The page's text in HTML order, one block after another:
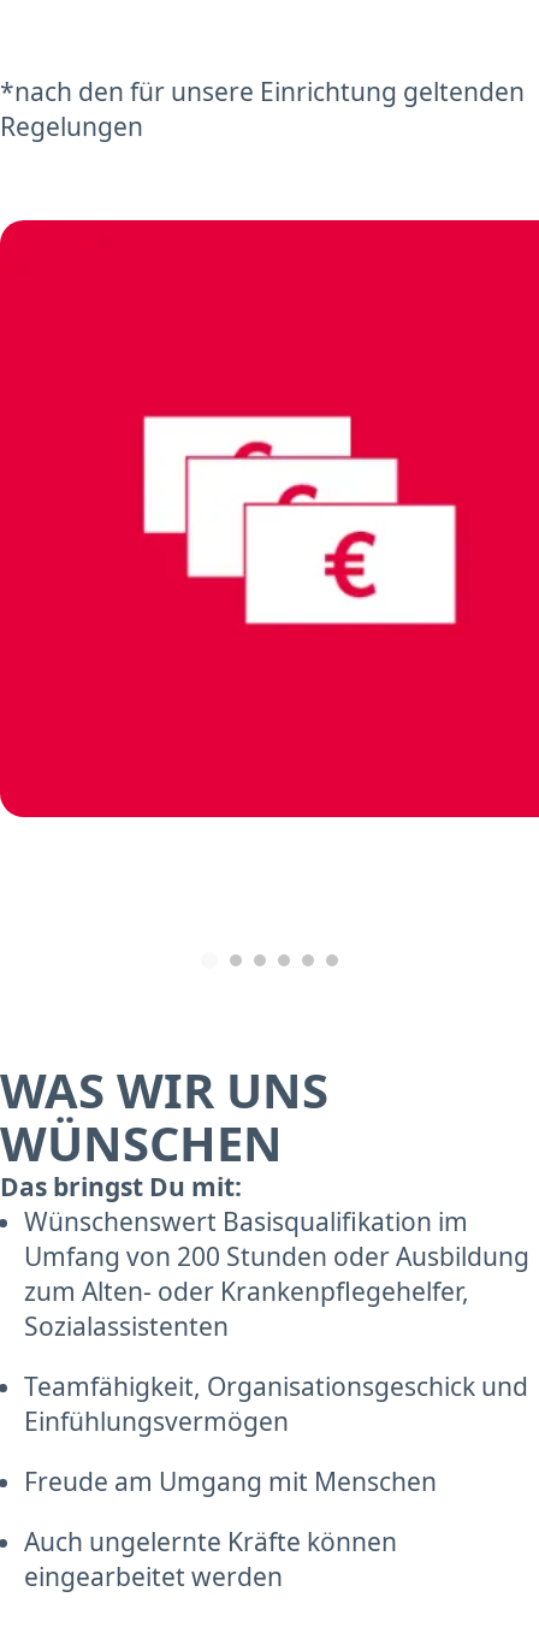
*nach den für unsere Einrichtung geltenden
Regelungen
WAS WIR UNS
WÜNSCHEN
Das bringst Du mit:
Wünschenswert Basisqualifikation im
Umfang von 200 Stunden oder Ausbildung
zum Alten- oder Krankenpflegehelfer,
Sozialassistenten
Teamfähigkeit, Organisationsgeschick und
Einfühlungsvermögen
Freude am Umgang mit Menschen
Auch ungelernte Kräfte können
eingearbeitet werden